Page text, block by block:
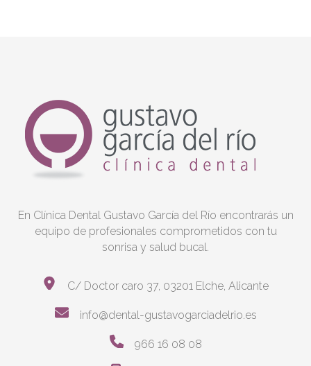
En Clínica Dental Gustavo García del Río encontrarás un
equipo de profesionales comprometidos con tu
sonrisa y salud bucal.
C/ Doctor caro 37, 03201 Elche, Alicante
info@dental-gustavogarciadelrio.es
966 16 08 08